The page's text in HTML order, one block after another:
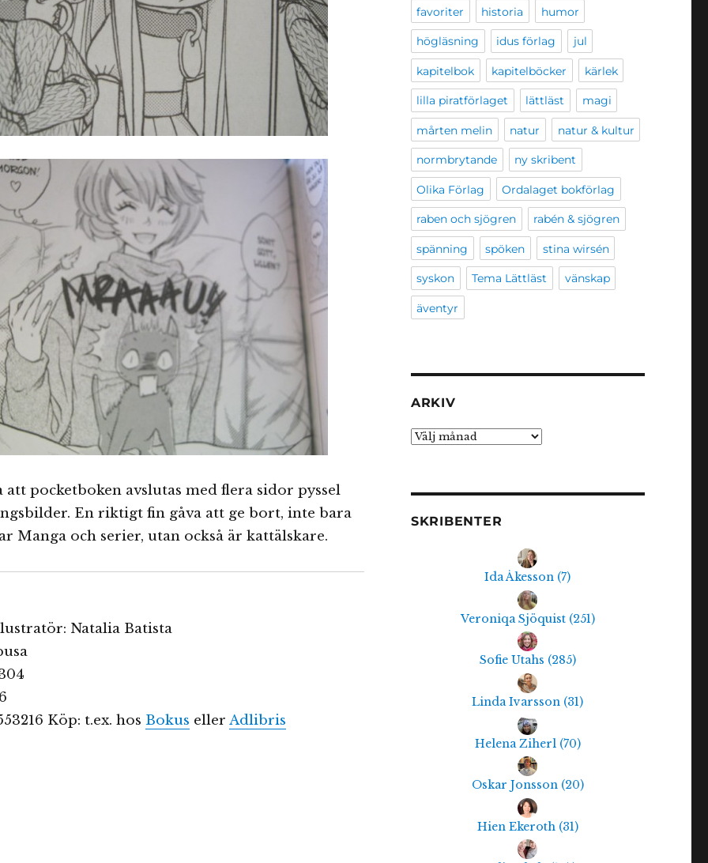
att pocketboken avslutas med flera sidor pyssel
En riktigt fin gåva att ge bort, inte bara
Manga och serier, utan också är kattälskare.
Natalia Batista
Köp: t.ex. hos Bokus eller Adlibris
favoriter historia humor
högläsning idus förlag jul
kapitelbok kapitelböcker kärlek
lilla piratförlaget lättläst magi
mårten melin natur natur & kultur
normbrytande ny skribent
Olika Förlag Ordalaget bokförlag
raben och sjögren rabén & sjögren
spänning spöken stina wirsén
syskon Tema Lättläst vänskap
äventyr
ARKIV
Arkiv
SKRIBENTER
Ida Åkesson (7)
Veroniqa Sjöquist (251)
Sofie Utahs (285)
Linda Ivarsson (31)
Helena Ziherl (70)
Oskar Jonsson (20)
Hien Ekeroth (31)